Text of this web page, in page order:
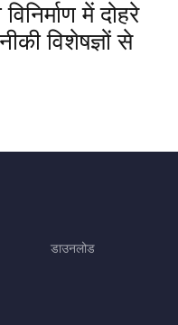
में दोहरे
विशेषज्ञों से
डाउनलोड